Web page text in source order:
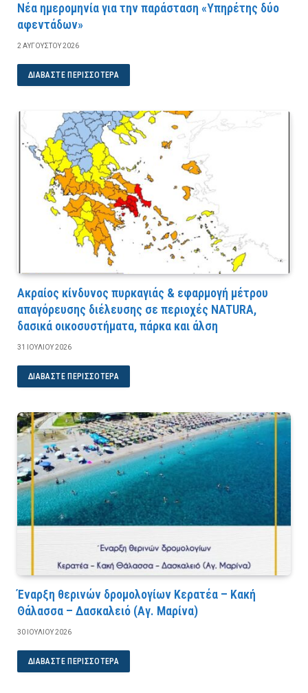
Νέα ημερομηνία για την παράσταση «Υπηρέτης δύο
αφεντάδων»
2 ΑΥΓΟΎΣΤΟΥ 2026
ΔΙΑΒΆΣΤΕ ΠΕΡΙΣΣΌΤΕΡΑ
Ακραίος κίνδυνος πυρκαγιάς & εφαρμογή μέτρου
απαγόρευσης διέλευσης σε περιοχές NATURA,
δασικά οικοσυστήματα, πάρκα και άλση
31 ΙΟΥΛΊΟΥ 2026
ΔΙΑΒΆΣΤΕ ΠΕΡΙΣΣΌΤΕΡΑ
Έναρξη θερινών δρομολογίων Κερατέα – Κακή
Θάλασσα – Δασκαλειό (Αγ. Μαρίνα)
30 ΙΟΥΛΊΟΥ 2026
ΔΙΑΒΆΣΤΕ ΠΕΡΙΣΣΌΤΕΡΑ